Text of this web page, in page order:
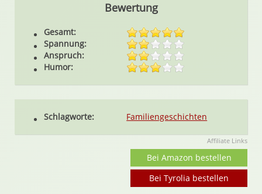
Bewertung
Gesamt:
Spannung:
Anspruch:
Humor:
Schlagworte: Familiengeschichten
Affiliate Links
Bei Amazon bestellen
Bei Tyrolia bestellen